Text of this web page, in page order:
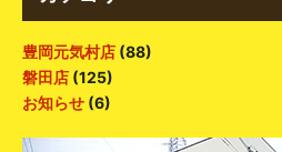
豊岡元気村店 (88)
磐田店 (125)
お知らせ (6)